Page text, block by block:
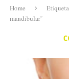
Home
mandibular"